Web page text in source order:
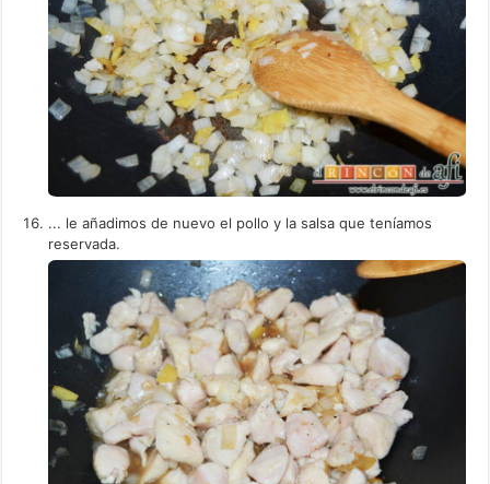
... le añadimos de nuevo el pollo y la salsa que teníamos
reservada.